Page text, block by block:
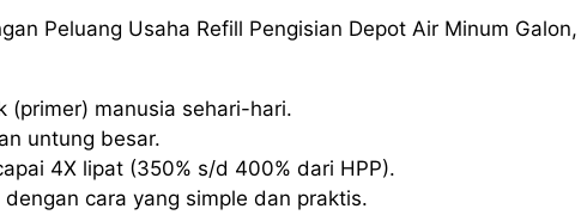
Peluang Usaha Refill Pengisian Depot Air Minum Galon,
(primer) manusia sehari-hari.
untung besar.
4X lipat (350% s/d 400% dari HPP).
cara yang simple dan praktis.